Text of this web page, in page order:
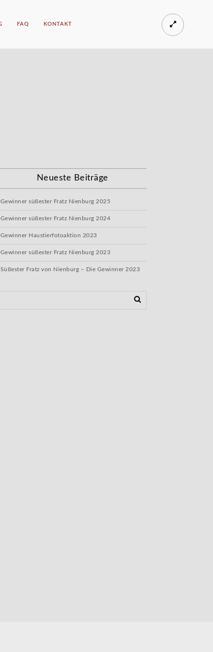
FAQ KONTAKT
Neueste Beiträge
Gewinner süßester Fratz Nienburg 2025
Gewinner süßester Fratz Nienburg 2024
Gewinner Haustierfotoaktion 2023
Gewinner süßester Fratz Nienburg 2023
Süßester Fratz von Nienburg – Die Gewinner 2023